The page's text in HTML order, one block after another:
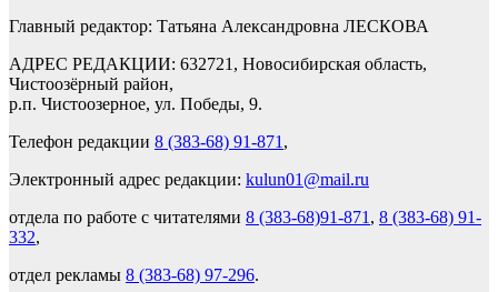
Главный редактор: Татьяна Александровна ЛЕСКОВА
АДРЕС РЕДАКЦИИ: 632721, Новосибирская область,
Чистоозёрный район,
р.п. Чистоозерное, ул. Победы, 9.
Телефон редакции 8 (383-68) 91-871 ,
Электронный адрес редакции: kulun01@mail.ru
отдела по работе с читателями 8 (383-68)91-871 , 8 (383-68) 91-
332,
отдел рекламы 8 (383-68) 97-296.